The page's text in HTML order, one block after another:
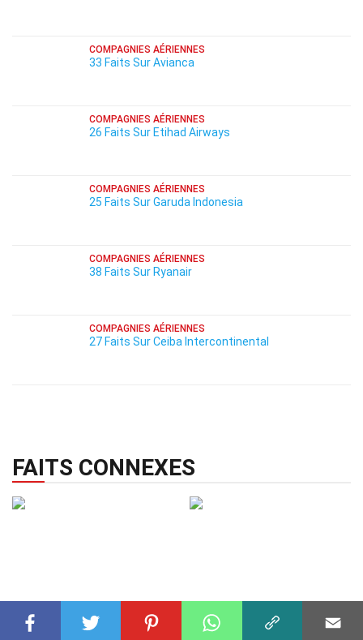
COMPAGNIES AÉRIENNES
33 Faits Sur Avianca
COMPAGNIES AÉRIENNES
26 Faits Sur Etihad Airways
COMPAGNIES AÉRIENNES
25 Faits Sur Garuda Indonesia
COMPAGNIES AÉRIENNES
38 Faits Sur Ryanair
COMPAGNIES AÉRIENNES
27 Faits Sur Ceiba Intercontinental
FAITS CONNEXES